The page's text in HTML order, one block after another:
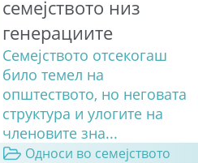
семејството низ
генерациите
Семејството отсекогаш
било темел на
општеството, но неговата
структура и улогите на
членовите зна...
Односи во семејството